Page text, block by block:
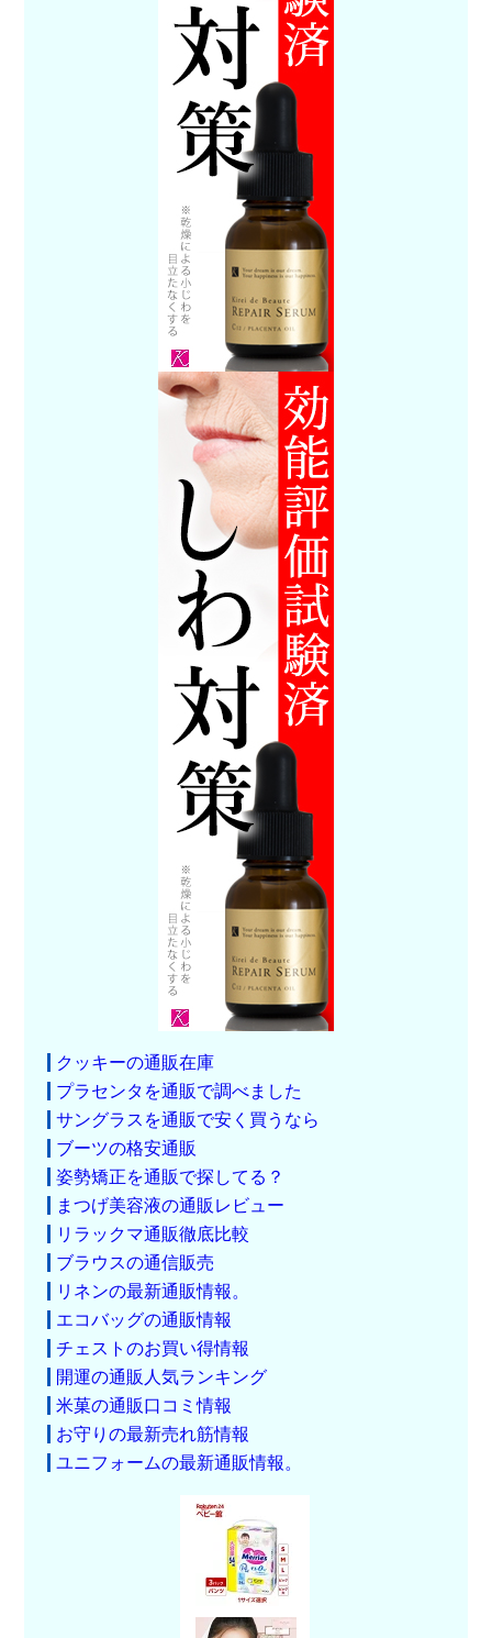
クッキーの通販在庫
プラセンタを通販で調べました
サングラスを通販で安く買うなら
ブーツの格安通販
姿勢矯正を通販で探してる？
まつげ美容液の通販レビュー
リラックマ通販徹底比較
ブラウスの通信販売
リネンの最新通販情報。
エコバッグの通販情報
チェストのお買い得情報
開運の通販人気ランキング
米菓の通販口コミ情報
お守りの最新売れ筋情報
ユニフォームの最新通販情報。